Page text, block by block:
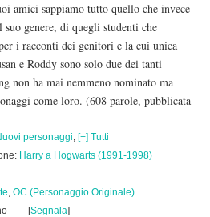
amici sappiamo tutto quello che invece
genere, di quegli studenti che
i racconti dei genitori e la cui unica
e Roddy sono solo due dei tanti
non ha mai nemmeno nominato ma
come loro. (608 parole, pubblicata
personaggi, [+] Tutti
Harry a Hogwarts (1991-1998)
, OC (Personaggio Originale)
[Segnala]